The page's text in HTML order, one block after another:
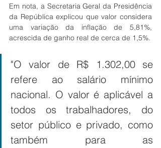
Em nota, a Secretaria Geral da Presidência
da República explicou que valor considera
uma variação da inflação de 5,81%,
acrescida de ganho real de cerca de 1,5%.
"O valor de R$ 1.302,00 se
refere ao salário mínimo
nacional. O valor é aplicável a
todos os trabalhadores, do
setor público e privado, como
também para as